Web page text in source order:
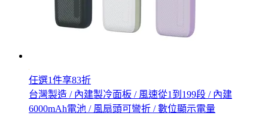
任選1件享83折
台灣製造 / 內建製冷面板 / 風速從1到199段 / 內建
6000mAh電池 / 風扇頭可彎折 / 數位顯示電量